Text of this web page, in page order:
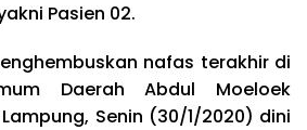
Pasien 02.
nafas terakhir di
Daerah Abdul Moeloek
Lampung, Senin (30/1/2020) dini